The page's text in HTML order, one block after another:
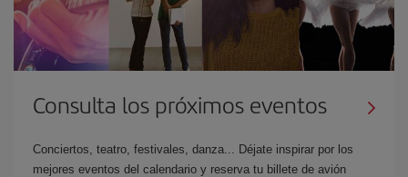
Consulta los próximos eventos
Conciertos, teatro, festivales, danza... Déjate inspirar por los
mejores eventos del calendario y reserva tu billete de avión